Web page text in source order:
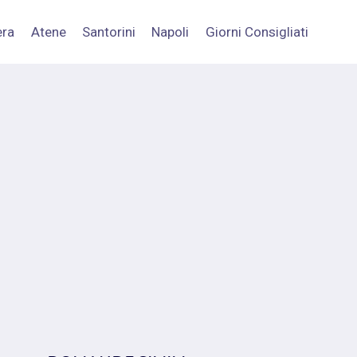
Atene Santorini Napoli Giorni Consigliati